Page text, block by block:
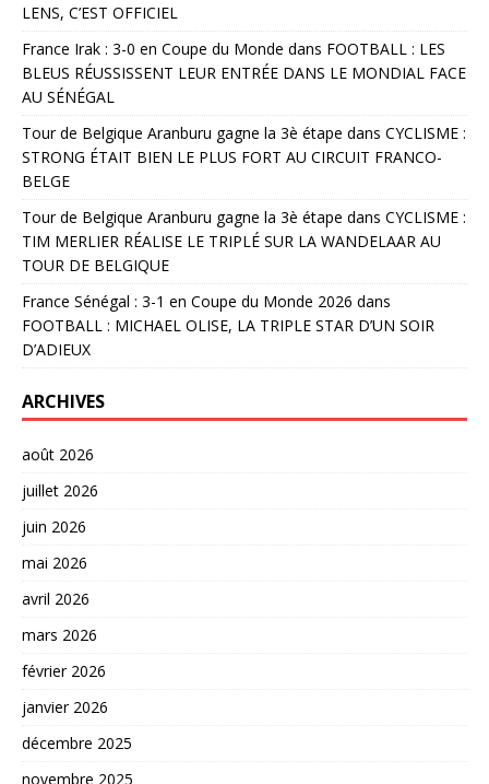
LENS, C’EST OFFICIEL
France Irak : 3-0 en Coupe du Monde dans FOOTBALL : LES
BLEUS RÉUSSISSENT LEUR ENTRÉE DANS LE MONDIAL FACE
AU SÉNÉGAL
Tour de Belgique Aranburu gagne la 3è étape dans CYCLISME :
STRONG ÉTAIT BIEN LE PLUS FORT AU CIRCUIT FRANCO-
BELGE
Tour de Belgique Aranburu gagne la 3è étape dans CYCLISME :
TIM MERLIER RÉALISE LE TRIPLÉ SUR LA WANDELAAR AU
TOUR DE BELGIQUE
France Sénégal : 3-1 en Coupe du Monde 2026 dans
FOOTBALL : MICHAEL OLISE, LA TRIPLE STAR D’UN SOIR
D’ADIEUX
ARCHIVES
août 2026
juillet 2026
juin 2026
mai 2026
avril 2026
mars 2026
février 2026
janvier 2026
décembre 2025
novembre 2025